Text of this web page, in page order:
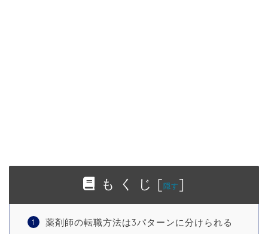
も く じ [隠す ]
薬剤師の転職方法は3パターンに分けられる